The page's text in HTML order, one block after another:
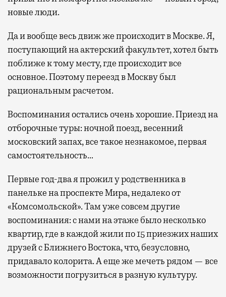
новые люди.
Да и вообще весь движ же происходит в Москве. Я,
поступающий на актерский факультет, хотел быть
поближе к тому месту, где происходит все
основное. Поэтому переезд в Москву был
рациональным расчетом.
Воспоминания остались очень хорошие. Приезд на
отборочные туры: ночной поезд, весенний
московский запах, все такое незнакомое, первая
самостоятельность…
Первые год-два я прожил у родственника в
панельке на проспекте Мира, недалеко от
«Комсомольской». Там уже совсем другие
воспоминания: с нами на этаже было несколько
квартир, где в каждой жили по 15 приезжих наших
друзей с Ближнего Востока, что, безусловно,
придавало колорита. А еще же мечеть рядом — все
возможности погрузиться в разную культуру.